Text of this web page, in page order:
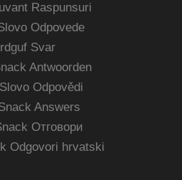
Raspunsuri
Odpovede
Svar
Antwoorden
Odpovědi
Answers
Отговори
Odgovori hrvatski